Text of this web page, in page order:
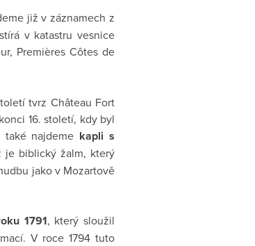
již v záznamech z
v katastru vesnice
Premières Côtes de
tvrz Château Fort
16. století, kdy byl
najdeme kapli s
je biblický žalm, který
jako v Mozartově
1791, který sloužil
V roce 1794 tuto